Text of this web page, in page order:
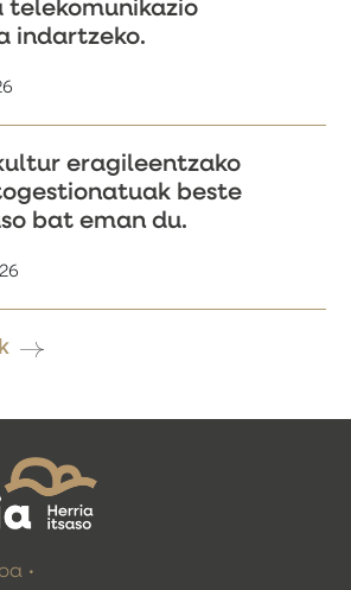
telekomunikazio
indartzeko.
eragileentzako
beste
bat eman du.